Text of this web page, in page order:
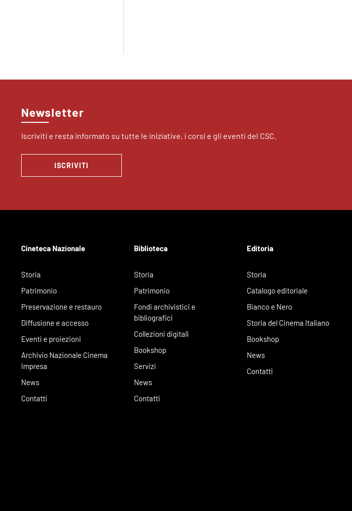
Newsletter
Iscriviti e resta informato su tutte le iniziative, i corsi e gli eventi del CSC.
ISCRIVITI
Cineteca Nazionale
Storia
Patrimonio
Preservazione e restauro
Diffusione e accesso
Eventi e proiezioni
Archivio Nazionale Cinema
Impresa
News
Contatti
Biblioteca
Storia
Patrimonio
Fondi archivistici e
bibliografici
Collezioni digitali
Bookshop
Servizi
News
Contatti
Editoria
Storia
Catalogo editoriale
Bianco e Nero
Storia del Cinema Italiano
Bookshop
News
Contatti